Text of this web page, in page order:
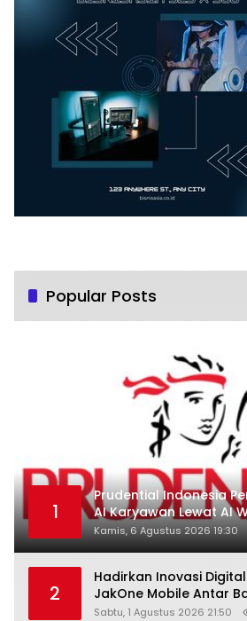
Popular Posts
1
Prudential Indonesia
AI Karyawan Lewat AI
Kamis, 6 Agustus 2026 19:30
2
Hadirkan Inovasi
JakOne Mobile Antar
Raih Digital Excellence
Sabtu, 1 Agustus 2026 21:50